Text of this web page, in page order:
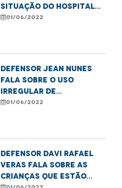
situação do Hospital
da Criança, dentre
01/06/2022
Defensor Jean Nunes
fala sobre o uso
irregular de
agrotóxicos no
01/06/2022
Defensor Davi Rafael
Veras fala sobre as
crianças que estão